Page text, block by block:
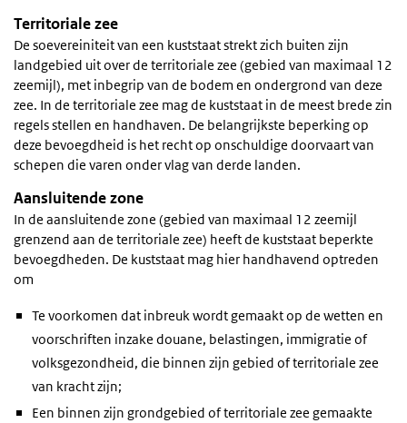
Territoriale zee
De soevereiniteit van een kuststaat strekt zich buiten zijn
landgebied uit over de territoriale zee (gebied van maximaal 12
zeemijl), met inbegrip van de bodem en ondergrond van deze
zee. In de territoriale zee mag de kuststaat in de meest brede zin
regels stellen en handhaven. De belangrijkste beperking op
deze bevoegdheid is het recht op onschuldige doorvaart van
schepen die varen onder vlag van derde landen.
Aansluitende zone
In de aansluitende zone (gebied van maximaal 12 zeemijl
grenzend aan de territoriale zee) heeft de kuststaat beperkte
bevoegdheden. De kuststaat mag hier handhavend optreden
om
Te voorkomen dat inbreuk wordt gemaakt op de wetten en
voorschriften inzake douane, belastingen, immigratie of
volksgezondheid, die binnen zijn gebied of territoriale zee
van kracht zijn;
Een binnen zijn grondgebied of territoriale zee gemaakte